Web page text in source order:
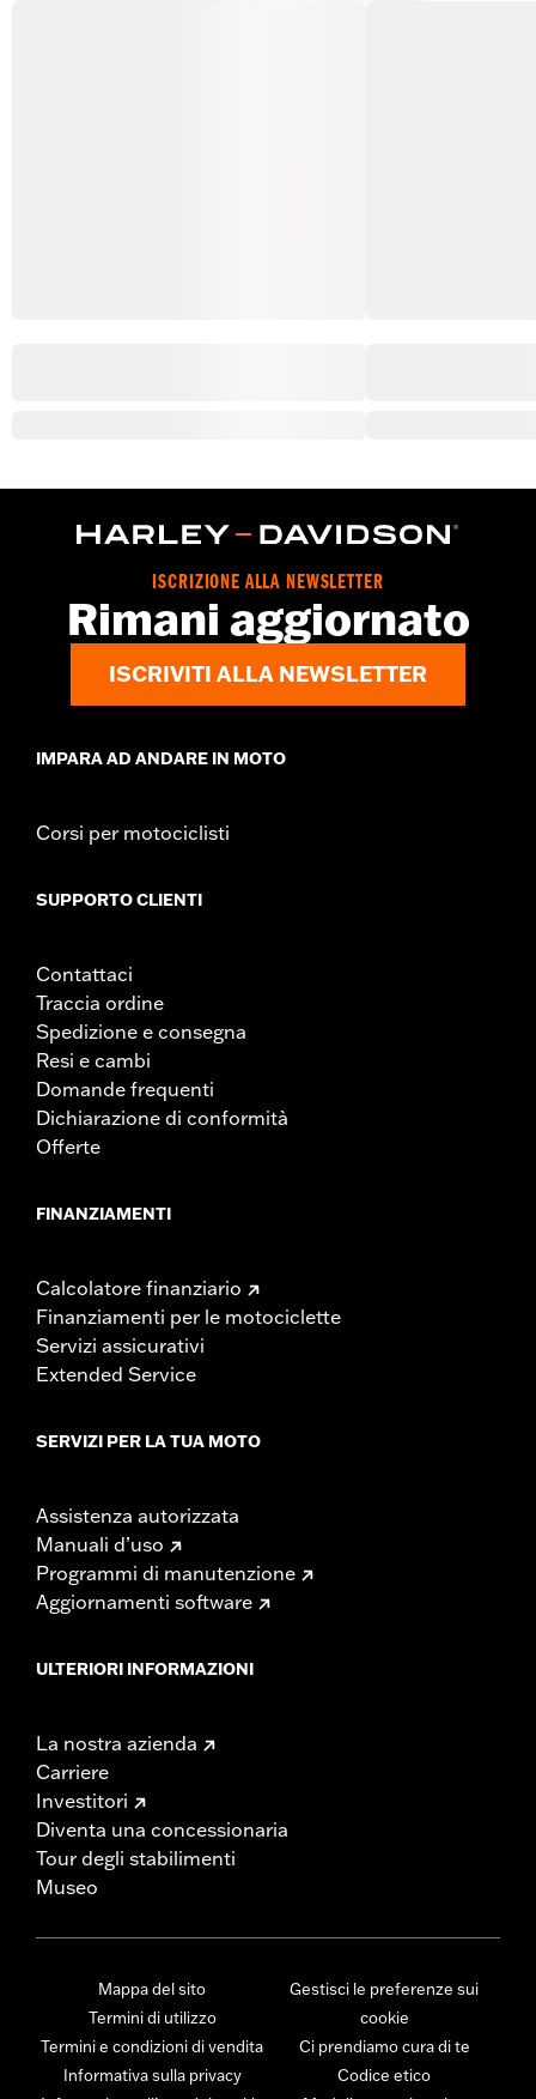
ISCRIZIONE ALLA NEWSLETTER
Rimani aggiornato
ISCRIVITI ALLA NEWSLETTER
IMPARA AD ANDARE IN MOTO
Corsi per motociclisti
SUPPORTO CLIENTI
Contattaci
Traccia ordine
Spedizione e consegna
Resi e cambi
Domande frequenti
Dichiarazione di conformità
Offerte
FINANZIAMENTI
Calcolatore finanziario
Finanziamenti per le motociclette
Servizi assicurativi
Extended Service
SERVIZI PER LA TUA MOTO
Assistenza autorizzata
Manuali d’uso
Programmi di manutenzione
Aggiornamenti software
ULTERIORI INFORMAZIONI
La nostra azienda
Carriere
Investitori
Diventa una concessionaria
Tour degli stabilimenti
Museo
Mappa del sito
Termini di utilizzo
Termini e condizioni di vendita
Informativa sulla privacy
Gestisci le preferenze sui
cookie
Ci prendiamo cura di te
Codice etico